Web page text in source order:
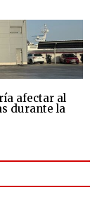
afectar al
durante la